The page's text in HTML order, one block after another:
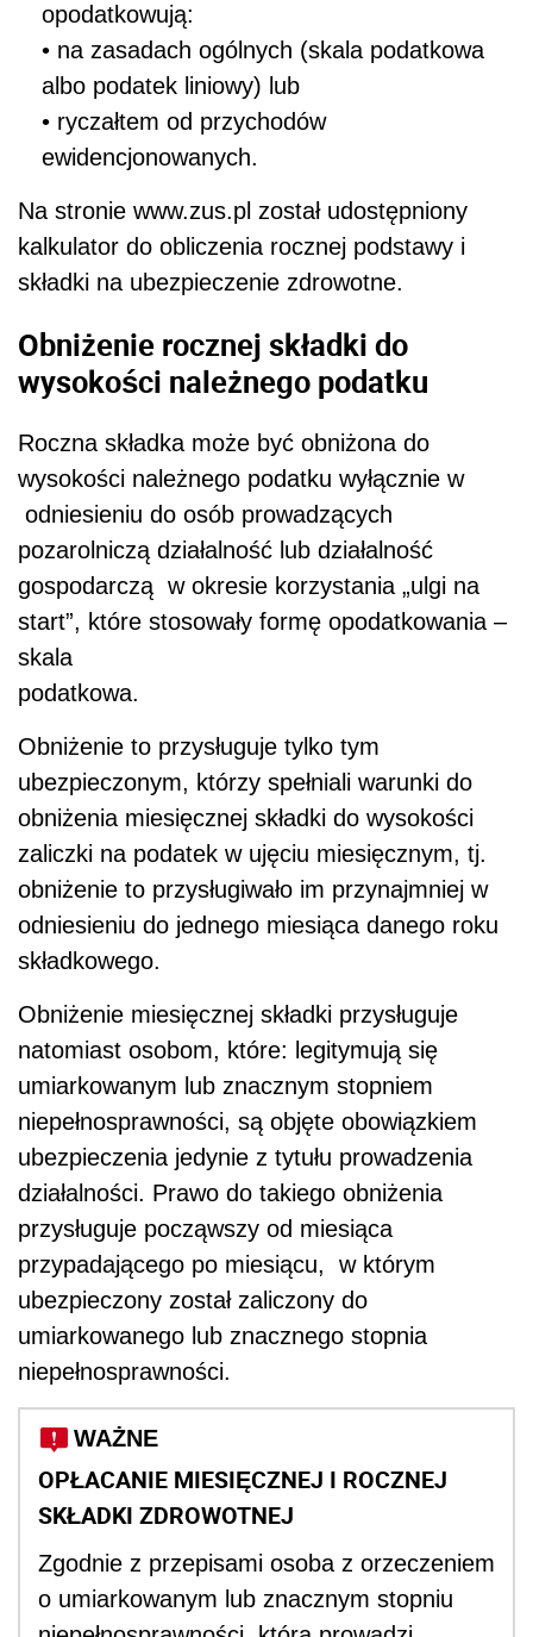
opodatkowują:
• na zasadach ogólnych (skala podatkowa
albo podatek liniowy) lub
• ryczałtem od przychodów
ewidencjonowanych.
Na stronie www.zus.pl został udostępniony
kalkulator do obliczenia rocznej podstawy i
składki na ubezpieczenie zdrowotne.
Obniżenie rocznej składki do
wysokości należnego podatku
Roczna składka może być obniżona do
wysokości należnego podatku wyłącznie w
odniesieniu do osób prowadzących
pozarolniczą działalność lub działalność
gospodarczą w okresie korzystania „ulgi na
start”, które stosowały formę opodatkowania –
skala
podatkowa.
Obniżenie to przysługuje tylko tym
ubezpieczonym, którzy spełniali warunki do
obniżenia miesięcznej składki do wysokości
zaliczki na podatek w ujęciu miesięcznym, tj.
obniżenie to przysługiwało im przynajmniej w
odniesieniu do jednego miesiąca danego roku
składkowego.
Obniżenie miesięcznej składki przysługuje
natomiast osobom, które: legitymują się
umiarkowanym lub znacznym stopniem
niepełnosprawności, są objęte obowiązkiem
ubezpieczenia jedynie z tytułu prowadzenia
działalności. Prawo do takiego obniżenia
przysługuje począwszy od miesiąca
przypadającego po miesiącu, w którym
ubezpieczony został zaliczony do
umiarkowanego lub znacznego stopnia
niepełnosprawności.
WAŻNE
OPŁACANIE MIESIĘCZNEJ I ROCZNEJ
SKŁADKI ZDROWOTNEJ
Zgodnie z przepisami osoba z orzeczeniem
o umiarkowanym lub znacznym stopniu